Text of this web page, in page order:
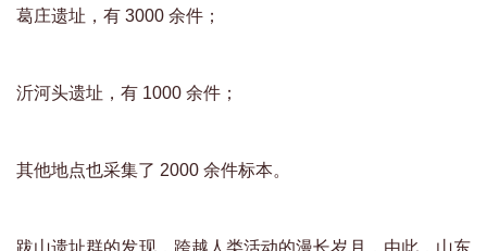
葛庄遗址，有 3000 余件；
沂河头遗址，有 1000 余件；
其他地点也采集了 2000 余件标本。
跋山遗址群的发现，跨越人类活动的漫长岁月，由此，山东